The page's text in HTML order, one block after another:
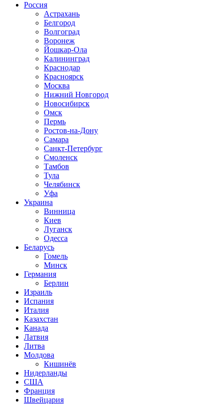
Россия
Астрахань
Белгород
Волгоград
Воронеж
Йошкар-Ола
Калининград
Краснодар
Красноярск
Москва
Нижний Новгород
Новосибирск
Омск
Пермь
Ростов-на-Дону
Самара
Санкт-Петербург
Смоленск
Тамбов
Тула
Челябинск
Уфа
Украина
Винница
Киев
Луганск
Одесса
Беларусь
Гомель
Минск
Германия
Берлин
Израиль
Испания
Италия
Казахстан
Канада
Латвия
Литва
Молдова
Кишинёв
Нидерланды
США
Франция
Швейцария